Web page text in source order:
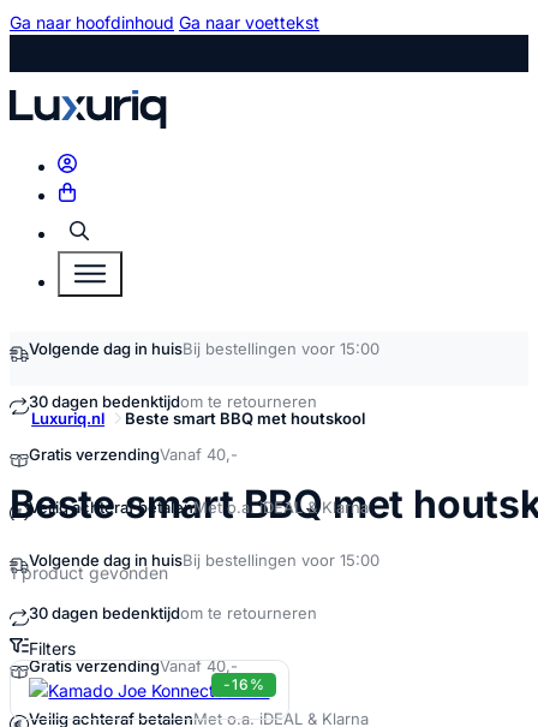
Ga naar hoofdinhoud Ga naar voettekst
Zoeken
Volgende dag in huisBij bestellingen voor 15:00
30 dagen bedenktijdom te retourneren
Gratis verzendingVanaf 40,-
Veilig achteraf betalenMet o.a. iDEAL & Klarna
Volgende dag in huisBij bestellingen voor 15:00
30 dagen bedenktijdom te retourneren
Gratis verzendingVanaf 40,-
Veilig achteraf betalenMet o.a. iDEAL & Klarna
Luxuriq.nl Beste smart BBQ met houtskool
Beste smart BBQ met
1 product gevonden
Filters
Beste smart BBQ met houtskool
-16%